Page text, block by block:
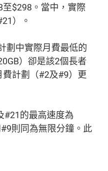
$298。當中，實際
）。
劃中實際月費最低的
）卻是該2個長者
計劃（#2及#9）更
#21的最高速度為
則同為無限分鐘。此